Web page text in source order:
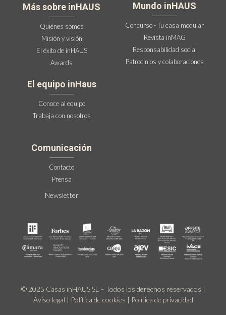
Más sobre inHAUS
Quiénes somos
Misión y visión
El éxito de inHAUS
Awards
Mundo inHAUS
Concurso - Tu casa modular
Revista inMAG
Responsabilidad social
Patrocinios y colaboraciones
El equipo inHaus
Conoce al equipo
Trabaja con nosotros
Comunicación
Contacto
Prensa
Newsletter
© 2025 Casas inHAUS SL – Todos los derechos reservados |
Aviso legal | Política de cookies | Política de privacidad